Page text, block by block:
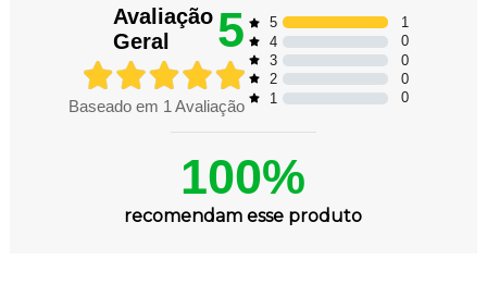
Avaliação
Geral
5
Baseado em 1Avaliação
5
1
4
0
3
0
2
0
1
0
100%
recomendam esse produto